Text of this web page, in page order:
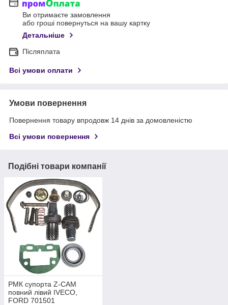
Ви отримаєте замовлення
або гроші повернуться на вашу картку
Детальніше
Післяплата
Всі умови оплати
Умови повернення
Повернення товару впродовж 14 днів за домовленістю
Всі умови повернення
Подібні товари компанії
РМК супорта Z-CAM
повний лівий IVECO,
FORD 701501